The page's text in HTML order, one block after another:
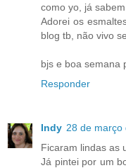
como yo, já
Adorei os
blog tb, não vivo
bjs e boa semana
Responder
Indy 28 de março
Ficaram lindas as
Já pintei por um